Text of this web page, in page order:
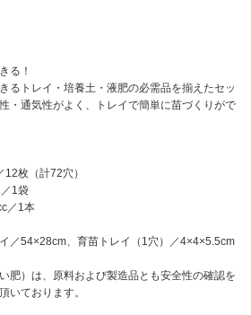
る！
るトレイ・培養土・液肥の必需品を揃えたセッ
・通気性がよく、トレイで簡単に苗づくりがで
12枚（計72穴）
1袋
／1本
／54×28cm、育苗トレイ（1穴）／4×4×5.5cm
肥）は、原料および製造品とも安全性の確認を
いております。